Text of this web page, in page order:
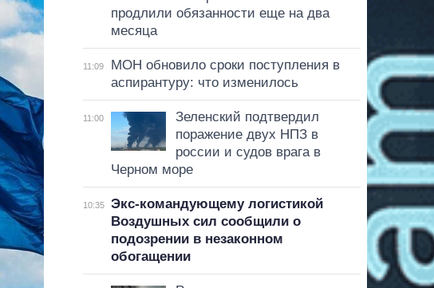
продлили обязанности еще на два
месяца
11:09
МОН обновило сроки поступления в
аспирантуру: что изменилось
11:00
Зеленский подтвердил
поражение двух НПЗ в
россии и судов врага в
Черном море
10:35
Экс-командующему логистикой
Воздушных сил сообщили о
подозрении в незаконном
обогащении